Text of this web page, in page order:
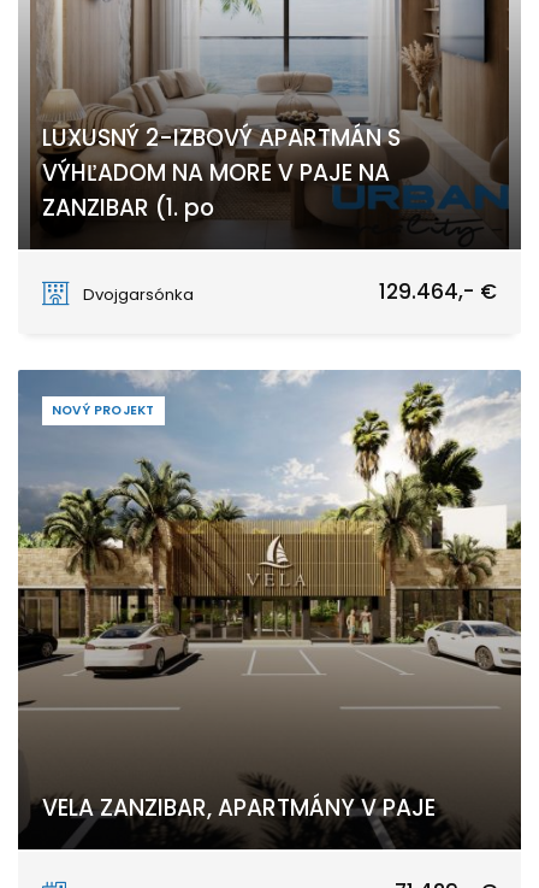
LUXUSNÝ 2-IZBOVÝ APARTMÁN S
VÝHĽADOM NA MORE V PAJE NA
ZANZIBAR (1. po
Dvojgarsónka
129.464,- €
NOVÝ PROJEKT
VELA ZANZIBAR, APARTMÁNY V PAJE